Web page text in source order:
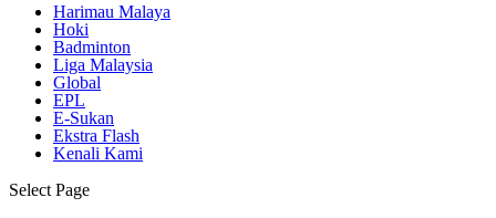
Harimau Malaya
Hoki
Badminton
Liga Malaysia
Global
EPL
E-Sukan
Ekstra Flash
Kenali Kami
Select Page